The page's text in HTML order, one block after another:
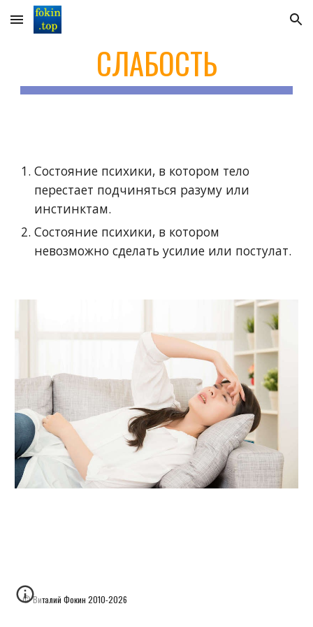
Skip to main content Skip to navigation
СЛАБОСТЬ
Состояние психики, в котором тело
перестает подчиняться разуму или
инстинктам.
Состояние психики, в котором
невозможно сделать усилие или постулат.
© Виталий Фокин 2010-2026